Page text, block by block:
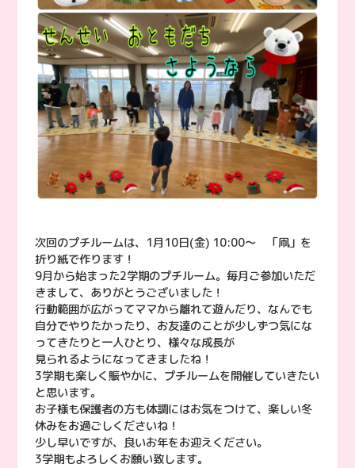
次回のプチルームは、1月10日(金) 10:00〜 「凧」を
折り紙で作ります！
9月から始まった2学期のプチルーム。毎月ご参加いただ
きまして、ありがとうございました！
行動範囲が広がってママから離れて遊んだり、なんでも
自分でやりたかったり、お友達のことが少しずつ気にな
ってきたりと一人ひとり、様々な成長が
見られるようになってきましたね！
3学期も楽しく賑やかに、プチルームを開催していきたい
と思います。
お子様も保護者の方も体調にはお気をつけて、楽しい冬
休みをお過ごしくださいね！
少し早いですが、良いお年をお迎えください。
3学期もよろしくお願い致します。